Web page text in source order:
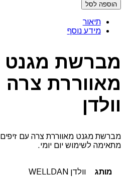
הוספה לסל
תיאור
מידע נוסף
מברשת מגנט
מאווררת צרה
וולדן
מברשת מגנט מאווררת צרה עם זיפים
מתאימה לשימוש יום יומי.
מותג וולדן WELLDAN